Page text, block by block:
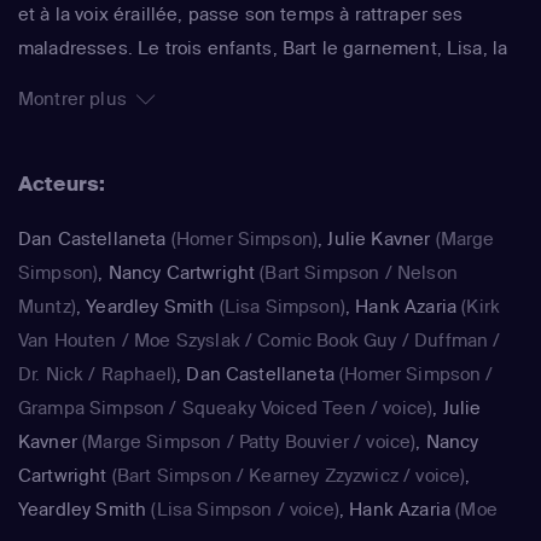
et à la voix éraillée, passe son temps à rattraper ses
maladresses. Le trois enfants, Bart le garnement, Lisa, la
rendent joyeux et animé le quotidien de ce foyer. La série
saison, est régulièrement récompensée aux Emmy Awards
Montrer plus
Acteurs:
Dan Castellaneta (Homer Simpson),Julie Kavner (Marge
Simpson), Nancy Cartwright (Bart Simpson / Nelson
Muntz),Yeardley Smith (Lisa Simpson), Hank Azaria (Kirk
Van Houten / Moe Szyslak / Comic Book Guy / Duffman /
Dr. Nick / Raphael), Dan Castellaneta(Homer Simpson /
Grampa Simpson / Squeaky Voiced Teen / voice), Julie
Kavner(Marge Simpson / Patty Bouvier / voice), Nancy
Cartwright (Bart Simpson / Kearney Zzyzwicz / voice),
Yeardley Smith (Lisa Simpson / voice), Hank Azaria (Moe